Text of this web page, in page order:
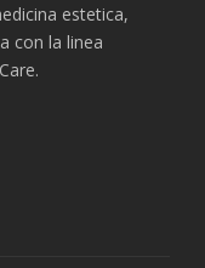
estetica,
con la linea